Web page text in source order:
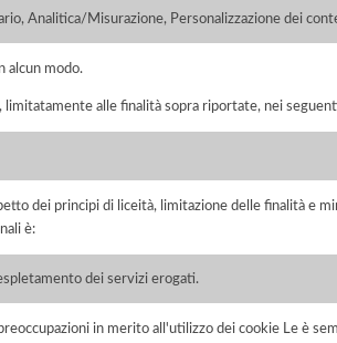
Analitica/Misurazione, Personalizzazione dei
alcun modo.
alle finalità sopra riportate, nei
dei principi di liceità, limitazione delle finalità e
è:
dei servizi erogati.
in merito all'utilizzo dei cookie Le è